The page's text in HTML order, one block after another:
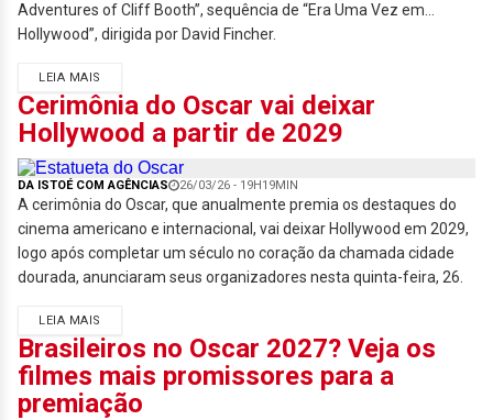
Adventures of Cliff Booth”, sequência de “Era Uma Vez em…
Hollywood”, dirigida por David Fincher.
LEIA MAIS
Cerimônia do Oscar vai deixar
Hollywood a partir de 2029
DA ISTOÉ COM AGÊNCIAS 26/03/26 - 19H19MIN
A cerimônia do Oscar, que anualmente premia os destaques do
cinema americano e internacional, vai deixar Hollywood em 2029,
logo após completar um século no coração da chamada cidade
dourada, anunciaram seus organizadores nesta quinta-feira, 26.
LEIA MAIS
Brasileiros no Oscar 2027? Veja os
filmes mais promissores para a
premiação